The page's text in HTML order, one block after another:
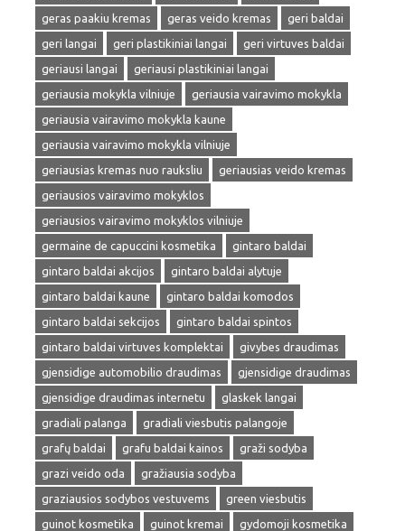
geras paakiu kremas
geras veido kremas
geri baldai
geri langai
geri plastikiniai langai
geri virtuves baldai
geriausi langai
geriausi plastikiniai langai
geriausia mokykla vilniuje
geriausia vairavimo mokykla
geriausia vairavimo mokykla kaune
geriausia vairavimo mokykla vilniuje
geriausias kremas nuo rauksliu
geriausias veido kremas
geriausios vairavimo mokyklos
geriausios vairavimo mokyklos vilniuje
germaine de capuccini kosmetika
gintaro baldai
gintaro baldai akcijos
gintaro baldai alytuje
gintaro baldai kaune
gintaro baldai komodos
gintaro baldai sekcijos
gintaro baldai spintos
gintaro baldai virtuves komplektai
givybes draudimas
gjensidige automobilio draudimas
gjensidige draudimas
gjensidige draudimas internetu
glaskek langai
gradiali palanga
gradiali viesbutis palangoje
grafų baldai
grafu baldai kainos
graži sodyba
grazi veido oda
gražiausia sodyba
graziausios sodybos vestuvems
green viesbutis
guinot kosmetika
guinot kremai
gydomoji kosmetika